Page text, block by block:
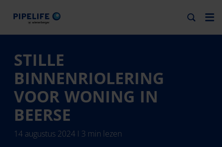
STILLE
BINNENRIOLERING
VOOR WONING IN
BEERSE
14 augustus 2024 I 3 min lezen